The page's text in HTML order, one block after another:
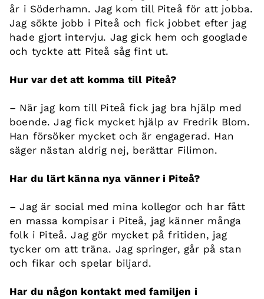
år i Söderhamn. Jag kom till Piteå för att jobba.
Jag sökte jobb i Piteå och fick jobbet efter jag
hade gjort intervju. Jag gick hem och googlade
och tyckte att Piteå såg fint ut.
Hur var det att komma till Piteå?
– När jag kom till Piteå fick jag bra hjälp med
boende. Jag fick mycket hjälp av Fredrik Blom.
Han försöker mycket och är engagerad. Han
säger nästan aldrig nej, berättar Filimon.
Har du lärt känna nya vänner i Piteå?
– Jag är social med mina kollegor och har fått
en massa kompisar i Piteå, jag känner många
folk i Piteå. Jag gör mycket på fritiden, jag
tycker om att träna. Jag springer, går på stan
och fikar och spelar biljard.
Har du någon kontakt med familjen i